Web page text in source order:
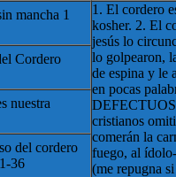
mancha 1
1. El cordero
kosher. 2. El
jesús lo
lo golpearon,
de espina y le
en pocas
cristianos
comerán la
fuego, al
(me repugna
Cordero
nuestra
del cordero
36